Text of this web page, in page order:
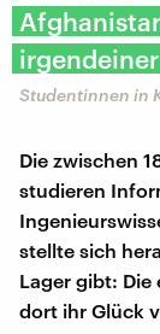
Studentinnen in
Die zwischen
studieren
stellte sich
Lager gibt:
dort ihr Glück